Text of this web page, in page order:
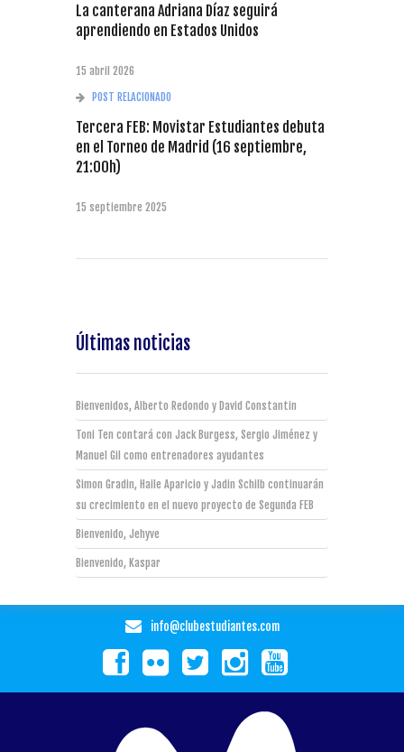
La canterana Adriana Díaz seguirá
aprendiendo en Estados Unidos
15 abril 2026
POST RELACIONADO
Tercera FEB: Movistar Estudiantes debuta
en el Torneo de Madrid (16 septiembre,
21:00h)
15 septiembre 2025
Últimas noticias
Bienvenidos, Alberto Redondo y David Constantin
Toni Ten contará con Jack Burgess, Sergio Jiménez y
Manuel Gil como entrenadores ayudantes
Simon Gradin, Haile Aparicio y Jadin Schilb continuarán
su crecimiento en el nuevo proyecto de Segunda FEB
Bienvenido, Jehyve
Bienvenido, Kaspar
info@clubestudiantes.com